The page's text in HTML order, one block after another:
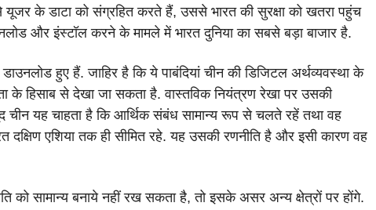
के डाटा को संग्रहित करते हैं, उससे भारत की सुरक्षा को खतरा पहुंच
और इंस्टॉल करने के मामले में भारत दुनिया का सबसे बड़ा बाजार है.
हुए हैं. जाहिर है कि ये पाबंदियां चीन की डिजिटल अर्थव्यवस्था के
के हिसाब से देखा जा सकता है. वास्तविक नियंत्रण रेखा पर उसकी
यह चाहता है कि आर्थिक संबंध सामान्य रूप से चलते रहें तथा वह
दक्षिण एशिया तक ही सीमित रहे. यह उसकी रणनीति है और इसी कारण वह
को सामान्य बनाये नहीं रख सकता है, तो इसके असर अन्य क्षेत्रों पर होंगे.